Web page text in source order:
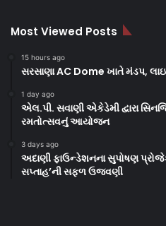
Most Viewed Posts
15 hours ago
સરસાણા AC Dome ખાતે મંડપ,
1 day ago
એલ.પી. સવાણી એકેડેમી દ્વારા
રમતોત્સવનું આયોજન
3 days ago
અદાણી ફાઉન્ડેશનના સુપોષણ
સપ્તાહ’ની સફળ ઉજવણી